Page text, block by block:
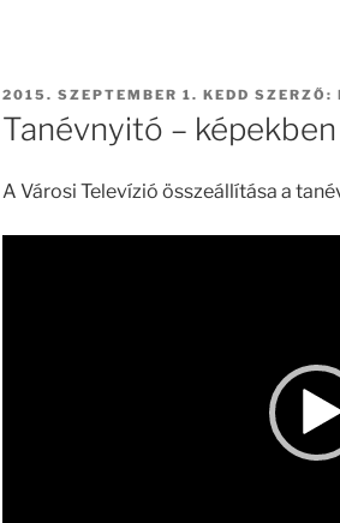
BEKÜLDVE:
2015. SZEPTEMBER 1. KEDD SZERZŐ:
Tanévnyitó – képekben
A Városi Televízió összeállítása a